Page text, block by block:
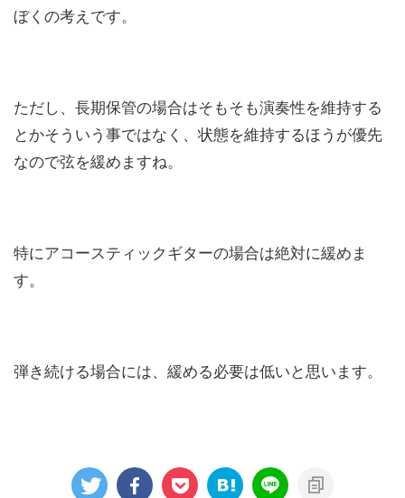
ぼくの考えです。
ただし、長期保管の場合はそもそも演奏性を維持する
とかそういう事ではなく、状態を維持するほうが優先
なので弦を緩めますね。
特にアコースティックギターの場合は絶対に緩めま
す。
弾き続ける場合には、緩める必要は低いと思います。